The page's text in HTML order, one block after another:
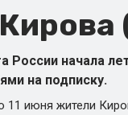
России начала
на подписку.
11 июня жители